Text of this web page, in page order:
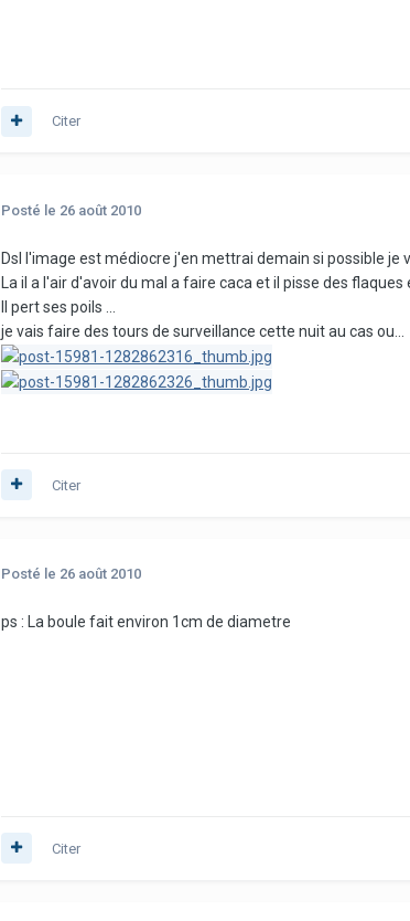
Citer
Posté le 26 août 2010
Dsl l'image est médiocre j'en mettrai demain si possible je
La il a l'air d'avoir du mal a faire caca et il pisse des flaques
Il pert ses poils ...
je vais faire des tours de surveillance cette nuit au cas ou...
Citer
Posté le 26 août 2010
ps : La boule fait environ 1cm de diametre
Citer